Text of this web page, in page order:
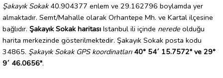
Şakayık Sokak40.904377 enlem ve 29.162796 boylamda yer
almaktadır. Semt/Mahalle olarak Orhantepe Mh. ve Kartal ilçesine
bağlıdır. Şakayık Sokak haritası Istanbul ili içinde nerede olduğu
harita merkezinde gösterilmektedir. Şakayık Sokak posta kodu
34865. Şakayık Sokak GPS koordinatları 40° 54´ 15.7572" ve 29°
9´ 46.0656".